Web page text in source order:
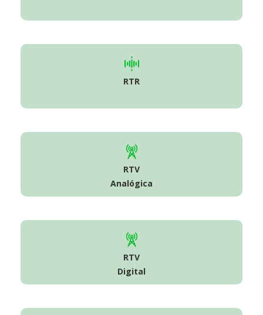
RTR
RTV
Analógica
RTV
Digital